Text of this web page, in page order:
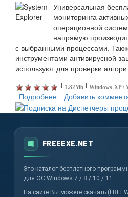
Универсальная
мониторинга
операционной
напрямую
с выбранными процессами.
инструментами антивирусной
используют для проверки
1.82Mb Windows XP /
Подробнее о System Explorer
Добавить
FREEEXE.NET
Это каталог бесплатного
для ОС Windows 7 / 8 / 10 / 11
На сайте Вы можете скачать